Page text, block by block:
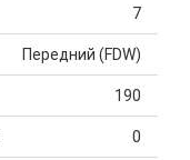
7
Передний (FDW)
190
0